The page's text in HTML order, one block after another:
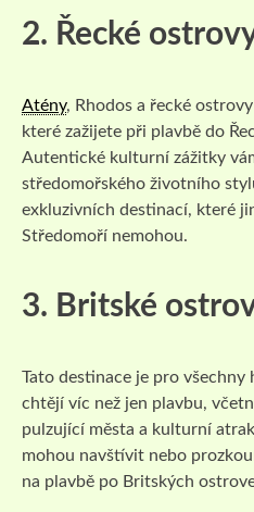
2. Řecké
Atény, Rhodos a řecké
které zažijete při plavbě do
Autentické kulturní zážitky
středomořského životního
exkluzivních destinací, které
Středomoří nemohou.
3. Britské
Tato destinace je pro
chtějí víc než jen plavbu,
pulzující města a kulturní
mohou navštívit nebo
na plavbě po Britských